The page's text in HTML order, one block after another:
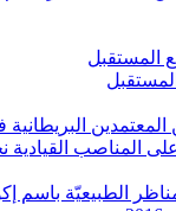
المعتمدين
المناصب